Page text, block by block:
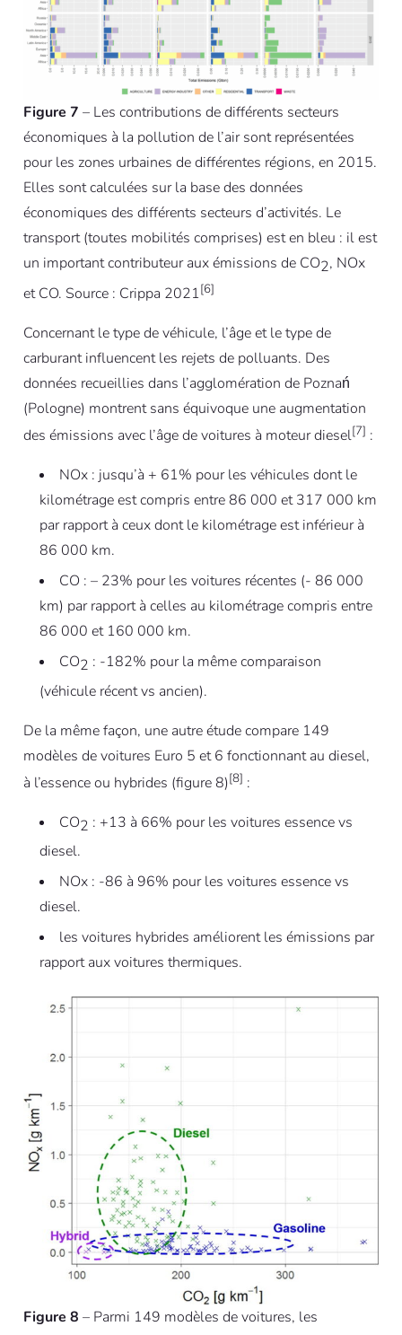
Figure 7 – Les contributions de différents secteurs
économiques à la pollution de l’air sont représentées
pour les zones urbaines de différentes régions, en 2015.
Elles sont calculées sur la base des données
économiques des différents secteurs d’activités. Le
transport (toutes mobilités comprises) est en bleu : il est
un important contributeur aux émissions de CO2, NOx
et CO. Source : Crippa 2021[6]
Concernant le type de véhicule, l’âge et le type de
carburant influencent les rejets de polluants. Des
données recueillies dans l’agglomération de Poznań
(Pologne) montrent sans équivoque une augmentation
des émissions avec l’âge de voitures à moteur diesel[7] :
NOx : jusqu’à + 61% pour les véhicules dont le
kilométrage est compris entre 86 000 et 317 000 km
par rapport à ceux dont le kilométrage est inférieur à
86 000 km.
CO : – 23% pour les voitures récentes (- 86 000
km) par rapport à celles au kilométrage compris entre
86 000 et 160 000 km.
CO2 : -182% pour la même comparaison
(véhicule récent vs ancien).
De la même façon, une autre étude compare 149
modèles de voitures Euro 5 et 6 fonctionnant au diesel,
à l’essence ou hybrides (figure 8)[8] :
CO2 : +13 à 66% pour les voitures essence vs
diesel.
NOx : -86 à 96% pour les voitures essence vs
diesel.
les voitures hybrides améliorent les émissions par
rapport aux voitures thermiques.
Figure 8 – Parmi 149 modèles de voitures, les